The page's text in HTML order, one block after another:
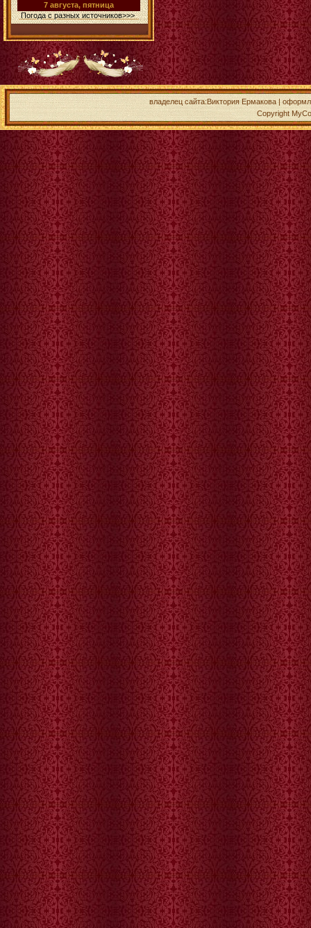
7 августа, пятница
Погода с разных источников>>>
владелец сайта:Виктория Ермакова |
Copyright